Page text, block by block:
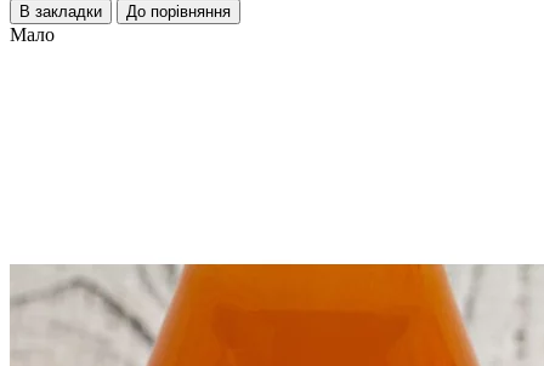
В закладки До порівняння
Мало